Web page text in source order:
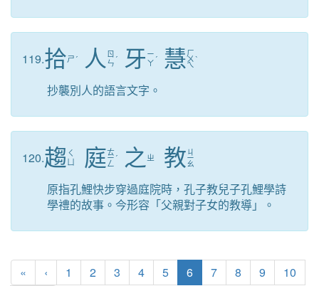
119.拾ㄕ ˊ 人 ㄖ
ㄣ ˊ 牙 ㄧ
ㄚ ˊ 慧ㄏ
ㄨ
ㄟ
ˋ
抄襲別人的語言文字。
120.趨 ㄑ
庭ㄊ
ㄧ
ㄥ
ˊ 之 ㄓ 教 ㄐ
ㄧ
ㄠ
原指孔鯉快步穿過庭院時，孔子教兒子孔鯉學詩
學禮的故事。今形容「父親對子女的教導」。
« 第一頁
‹ 上一頁
1 2 3 4 5 6(目前頁次)
7 8 9
10